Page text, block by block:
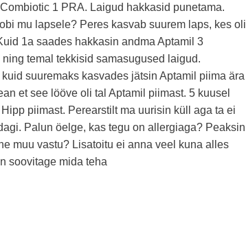
1 PRA. Laigud hakkasid punetama.
mu lapsele? Peres kasvab suurem laps, kes oli
1a saades hakkasin andma Aptamil 3
temal tekkisid samasugused laigud.
suuremaks kasvades jätsin Aptamil piima ära
et see lööve oli tal Aptamil piimast. 5 kuusel
piimast. Perearstilt ma uurisin küll aga ta ei
Palun öelge, kas tegu on allergiaga? Peaksin
muu vastu? Lisatoitu ei anna veel kuna alles
soovitage mida teha